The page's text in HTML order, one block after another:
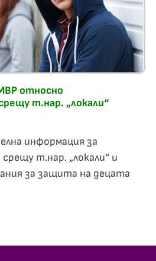
относно
т.нар. „локали“
информация за
т.нар. „локали“ и
за защита на децата